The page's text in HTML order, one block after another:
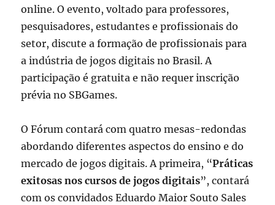
online. O evento, voltado para professores,
pesquisadores, estudantes e profissionais do
setor, discute a formação de profissionais para
a indústria de jogos digitais no Brasil. A
participação é gratuita e não requer inscrição
prévia no SBGames.
O Fórum contará com quatro mesas-redondas
abordando diferentes aspectos do ensino e do
mercado de jogos digitais. A primeira, “Práticas
exitosas nos cursos de jogos digitais”, contará
com os convidados Eduardo Maior Souto Sales